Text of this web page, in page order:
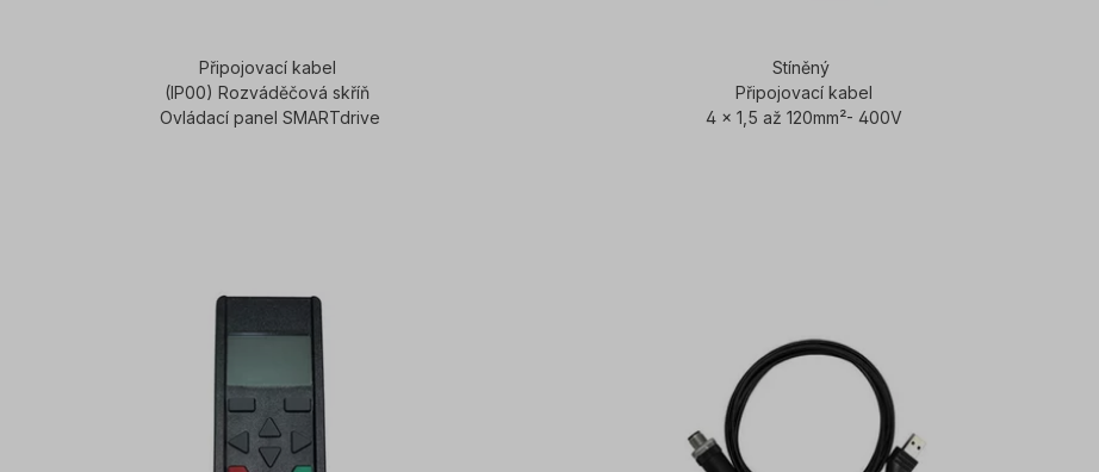
Připojovací kabel
(IP00) Rozváděčová skříň
Ovládací panel SMARTdrive
Stíněný
Připojovací kabel
4 x 1,5 až 120mm²- 400V